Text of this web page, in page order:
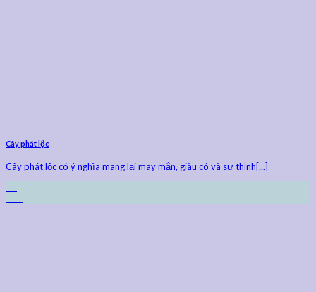
Cây phát lộc
Cây phát lộc có ý nghĩa mang lại may mắn, giàu có và sự thịnh[...]